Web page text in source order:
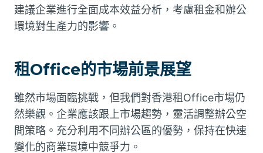
建議企業進行全面成本效益分析，考慮租金和辦公
環境對生產力的影響。
租Office的市場前景展望
雖然市場面臨挑戰，但我們對香港租Office市場仍
然樂觀。企業應該跟上市場趨勢，靈活調整辦公空
間策略。充分利用不同辦公區的優勢，保持在快速
變化的商業環境中競爭力。